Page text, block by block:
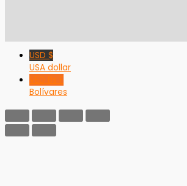
USD $
USA dollar
VED Bs F
Bolívares